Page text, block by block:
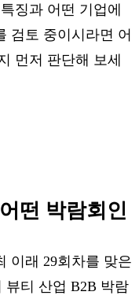
징과 어떤 기업에
검토 중이시라면 어
먼저 판단해 보세
떤 박람회인
이래 29회차를 맞은
뷰티 산업 B2B 박람